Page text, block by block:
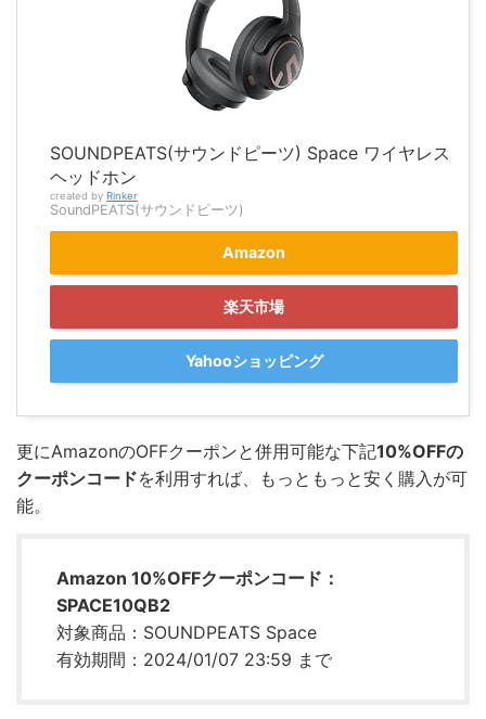
SOUNDPEATS(サウンドピーツ) Space ワイヤレス
ヘッドホン
created by Rinker
SoundPEATS(サウンドピーツ)
Amazon
楽天市場
Yahooショッピング
更にAmazonのOFFクーポンと併用可能な下記10%OFFの
クーポンコードを利用すれば、もっともっと安く購入が可
能。
Amazon 10%OFFクーポンコード：
SPACE10QB2
対象商品：SOUNDPEATS Space
有効期間：2024/01/07 23:59 まで